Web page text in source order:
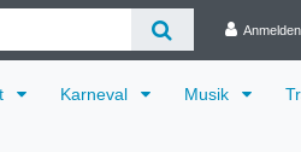
Anmelden
Karneval Musik